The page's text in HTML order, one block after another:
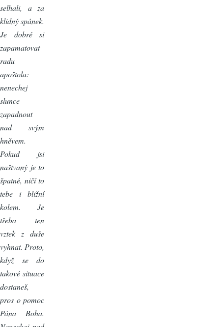
selhali, a za
klidný spánek.
Je dobré si
zapamatovat
radu
apoštola:
nenechej
slunce
zapadnout
nad svým
hněvem.
Pokud jsi
naštvaný je to
špatné, ničí to
tebe i bližní
kolem. Je
třeba ten
vztek z duše
vyhnat. Proto,
když se do
takové situace
dostaneš,
pros o pomoc
Pána Boha.